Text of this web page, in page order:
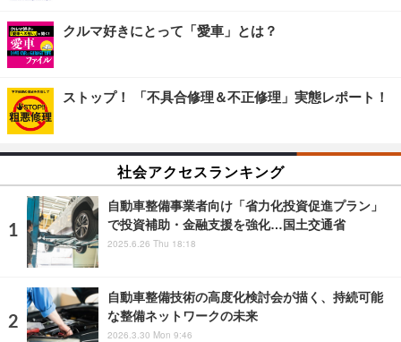
クルマ好きにとって「愛車」とは？
ストップ！ 「不具合修理＆不正修理」実態レポート！
社会アクセスランキング
自動車整備事業者向け「省力化投資促進プラン」
で投資補助・金融支援を強化…国土交通省
2025.6.26 Thu 18:18
自動車整備技術の高度化検討会が描く、持続可能
な整備ネットワークの未来
2026.3.30 Mon 9:46